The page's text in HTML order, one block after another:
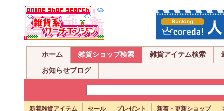
ホーム 雑貨ショップ検索 雑貨アイテム検索
お知らせブログ
新着雑貨アイテム セール プレゼント 新着・更新ショップ